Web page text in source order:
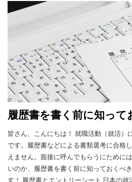
えができるよう
留学する方が、
ますし、日本語力
て、日本語力が
事を探し、日本語
う。コンビニやス
のホール担当など
い職場です。 また、時給以外のこともチェッ
クしましょう。 自宅や学校から職場までの通
勤時間、通勤手段 勤務時間（勉強と両立でき
り、深夜から朝ま
週28時間の制限
更新できず、学
あります。 [iconpress id="local_1803"
title="external link"
size:22px;" ] アル
することもあります。
id="local_1803"
接の申し込みページ 就職ガイダン
WA.SA.Bi.は日本
校、日本語学校と
職ガイダンスも行
れや履歴書の書
か、ガイダンス
することもでき
ダンスを聞きたい
ターに確認するか
送ってください。 ジョブフェア 日本で外国人
留学生を採用す
国人向けのジョ
WA.SA.Bi.は大阪
まなジョブフェア
として参加したりしてい
万円（3年間まで
状・成績証明書、入学
育交流財団 [iconpress id="local_1803"
title="external link"
size:22px;" ] 奨学
HP） 対象 大学院生（修士課程） 応募期間 例
年10月 奨学金 毎月18万円 支給期間 2年以内
応募書類 ・申込書・語学力証明書・母国の大
学の成績証明書・推
寮（一粒奨学金） [iconpress id="local_1803"
title="external link"
size:22px;" ] 奨学
象 大学院生 応募期間 前期：例年6～8月後
期：例年1～3月 奨学金 毎月8万（この中から
家賃＋食費：65,000円
年 応募方法 春風学寮に問い合わせ CWAJ外国
申請方法が違います。 ①大使館や
通じて申請（大使館推薦）
総領事館による１
験、面接）を受け
で選んだ候補者
（MEXT）に推薦
定します。 一次選考の筆記試験の科目 研究留
学生 日本語、英語 教員研修留学生 日本語、
英語 専修学校留学生 日本語、英語、数学 学
部留学生 文系：日本語、英語、数学理系：日
本語、英語、数学
等専門学校留学生 日本語、英語、数学、物理
または化学 日本語・日本文化研修留学生 日本
生、学部留学生
生については、ベ
化がある ◆地方暮らしのデメリット 電車やバスの路線も本数も少な
い。地方の都市部から離れると、電車が
自動車運転免許を取るにはN2程度の日本語力が必要
店、小売店、ベトナム料理店などが少ない 日本生活での心がけ 日本で
暮らすにあたって、私は次のようなことを心がけ
のコミュニケーションを増やす。 ・アルバイトや仕事で自分の役割・
責任をしっかり果たす。 ・地域のボランティア活動に積極的に参加す
る。 ・日本人の考え方を理解し、よいところを取り入れる。 また、社
会のルールを守ることが大事です。「万
に売らない」など、法律やルールを守りましょう。 地
活を送った先輩たちの体験談も参考にしてくださ
id="local_1803" title="external link"
多彩な仲間づくりで留学が充実 （長崎） [iconpress id="local_1803"
のスケジュールを見てみましょう。 春入学の留学生は、最終学年の直
前に就活が本格的に始まってから卒業ま
留学生は半年しかありません。2021年度
していますが、新卒採用の対象者は2022
卒業生です。 それでは、9月卒業生の就活の基本知識についてQ&Aで概
観しましょう。 Q1: なぜ2022年9月の卒業生は対象ではないのですか？
【回答】日本の会社の事業年度は通常、4
す。企業の新卒採用も次の事業年度が始
をそれまでの1年間で選考します。2022
月の時点で大学等を卒業していませんの
せん。 Q2: それでは、2022年9月に卒業する留学生は2021年10月に最終
学年になってから就活を始めればよいですか？ 【回答】いい
学年（大学生の場合は4年生）になる前
加しましょう。参加することで採用につ
でなくても、自己分析が深まり、その後
作成や面接で役に立ちます。 Q3: 基本的に就職活動には1年以上かかり
履歴書を書く前に知って
皆さん、こんにちは！ 就職活動（就活）において履歴書はとても重要
です。履歴書などによる書類選考に合格
えません。面接に呼んでもらうにために
いのか、履歴書を書く前に知っておくべ
す！ 履歴書とエントリーシート 日本の就活では「履歴書」以外に「エ